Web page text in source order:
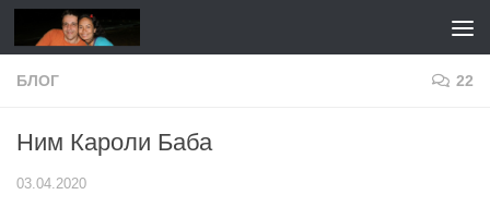
Перейти к содержимому
БЛОГ 22
Ним Кароли Баба
03.04.2020